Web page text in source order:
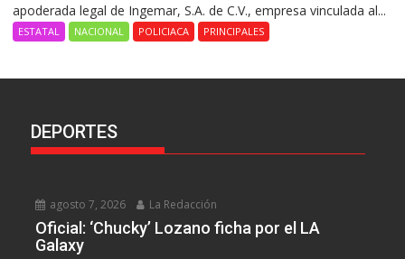
apoderada legal de Ingemar, S.A. de C.V., empresa vinculada al...
ESTATAL NACIONAL POLICIACA PRINCIPALES
DEPORTES
agosto 7, 2026 La Redacción
Oficial: ‘Chucky’ Lozano ficha por el LA
Galaxy